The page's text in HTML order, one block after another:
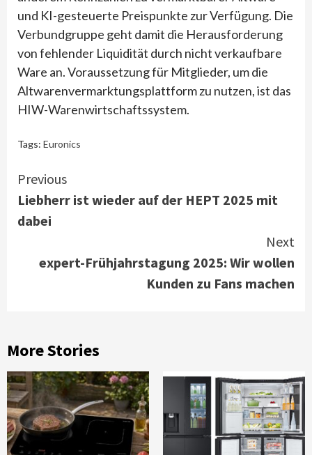
und KI-gesteuerte Preispunkte zur Verfügung. Die
Verbundgruppe geht damit die Herausforderung
von fehlender Liquidität durch nicht verkaufbare
Ware an. Voraussetzung für Mitglieder, um die
Altwarenvermarktungsplattform zu nutzen, ist das
HIW-Warenwirtschaftssystem.
Tags: Euronics
Continue
Reading
Previous
Liebherr ist wieder auf der HEPT 2025 mit
dabei
Next
expert-Frühjahrstagung 2025: Wir wollen
Kunden zu Fans machen
More Stories